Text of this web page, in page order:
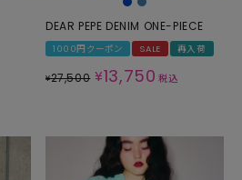
DEAR PEPE DENIM ONE-PIECE
1000円クーポン SALE 再入荷
¥27,500 ¥13,750 税込